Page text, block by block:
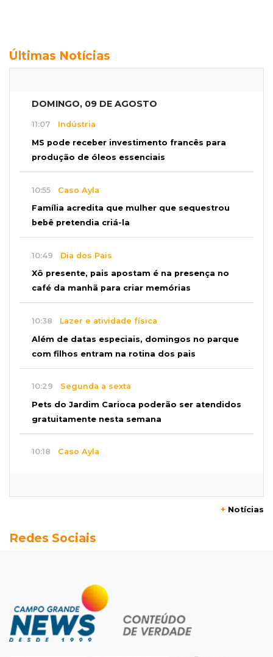
Últimas Notícias
DOMINGO, 09 DE AGOSTO
11:07 Indústria
MS pode receber investimento francês para
produção de óleos essenciais
10:55 Caso Ayla
Família acredita que mulher que sequestrou
bebê pretendia criá-la
10:49 Dia dos Pais
Xô presente, pais apostam é na presença no
café da manhã para criar memórias
10:38 Lazer e atividade física
Além de datas especiais, domingos no parque
com filhos entram na rotina dos pais
10:29 Segunda a sexta
Pets do Jardim Carioca poderão ser atendidos
gratuitamente nesta semana
10:18 Caso Ayla
Pai e filho escapam de incêndio, mas fogo
Pergunta do Dia
Tradicional churrasco com a família ainda
cabe no seu orçamento?
+ Notícias
Redes Sociais